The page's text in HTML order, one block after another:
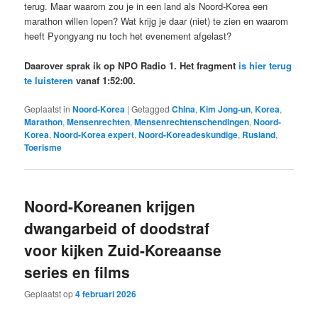
terug. Maar waarom zou je in een land als Noord-Korea een
marathon willen lopen? Wat krijg je daar (niet) te zien en waarom
heeft Pyongyang nu toch het evenement afgelast?
Daarover sprak ik op NPO Radio 1. Het fragmentis hier terug
te luisteren vanaf 1:52:00.
Geplaatst in Noord-Korea |Getagged China,Kim Jong-un,Korea,
Marathon,Mensenrechten,Mensenrechtenschendingen,Noord-
Korea,Noord-Korea expert,Noord-Koreadeskundige, Rusland,
Toerisme
Noord-Koreanen krijgen
dwangarbeid of doodstraf
voor kijken Zuid-Koreaanse
series en films
Geplaatst op4 februari 2026